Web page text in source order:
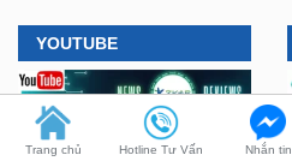
YOUTUBE
Trang chủ Hotline Tư Vấn Nhắn tin